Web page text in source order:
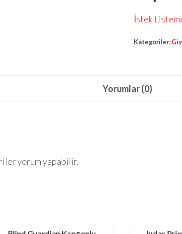
İstek
Kategoriler:
Yorumlar (0)
yorum yapabilir.